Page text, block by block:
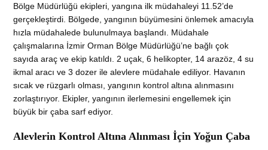
Bölge Müdürlüğü ekipleri, yangına ilk müdahaleyi 11.52’de
gerçekleştirdi. Bölgede, yangının büyümesini önlemek amacıyla
hızla müdahalede bulunulmaya başlandı. Müdahale
çalışmalarına İzmir Orman Bölge Müdürlüğü’ne bağlı çok
sayıda araç ve ekip katıldı. 2 uçak, 6 helikopter, 14 arazöz, 4 su
ikmal aracı ve 3 dozer ile alevlere müdahale ediliyor. Havanın
sıcak ve rüzgarlı olması, yangının kontrol altına alınmasını
zorlaştırıyor. Ekipler, yangının ilerlemesini engellemek için
büyük bir çaba sarf ediyor.
Alevlerin Kontrol Altına Alınması İçin Yoğun Çaba